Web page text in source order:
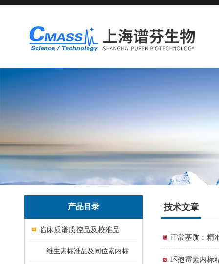
产品目录
临床质谱质控品及校准品
维生素标准品及同位素内标
技术文章
正常基质：精
环孢霉素内标